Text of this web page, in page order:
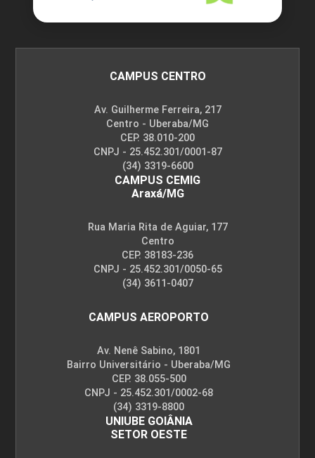
EXPERIMENTAÇÃO AGRÍCOLA
72
EXPRESSÃO GRÁFICA
48
FELICIDADE E BEM-ESTAR
CAMPUS CENTRO
Av. Guilherme Ferreira, 217
Centro - Uberaba/MG
CEP. 38.010-200
CNPJ - 25.452.301/0001-87
(34) 3319-6600
CAMPUS CEMIG
Araxá/MG
Rua Maria Rita de Aguiar, 177
Centro
CEP. 38183-236
CNPJ - 25.452.301/0050-65
(34) 3611-0407
CAMPUS AEROPORTO
Av. Nenê Sabino, 1801
Bairro Universitário - Uberaba/MG
CEP. 38.055-500
CNPJ - 25.452.301/0002-68
(34) 3319-8800
UNIUBE GOIÂNIA
SETOR OESTE